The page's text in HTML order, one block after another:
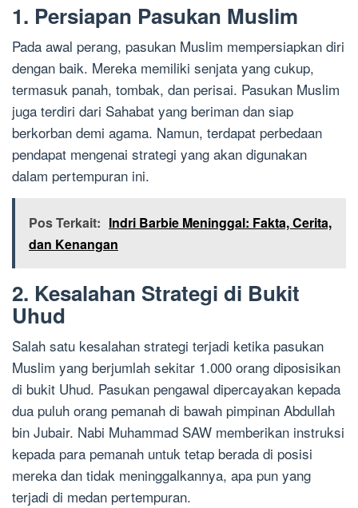
1. Persiapan Pasukan Muslim
Pada awal perang, pasukan Muslim mempersiapkan diri
dengan baik. Mereka memiliki senjata yang cukup,
termasuk panah, tombak, dan perisai. Pasukan Muslim
juga terdiri dari Sahabat yang beriman dan siap
berkorban demi agama. Namun, terdapat perbedaan
pendapat mengenai strategi yang akan digunakan
dalam pertempuran ini.
Pos Terkait: Indri Barbie Meninggal: Fakta, Cerita,
dan Kenangan
2. Kesalahan Strategi di Bukit
Uhud
Salah satu kesalahan strategi terjadi ketika pasukan
Muslim yang berjumlah sekitar 1.000 orang diposisikan
di bukit Uhud. Pasukan pengawal dipercayakan kepada
dua puluh orang pemanah di bawah pimpinan Abdullah
bin Jubair. Nabi Muhammad SAW memberikan instruksi
kepada para pemanah untuk tetap berada di posisi
mereka dan tidak meninggalkannya, apa pun yang
terjadi di medan pertempuran.